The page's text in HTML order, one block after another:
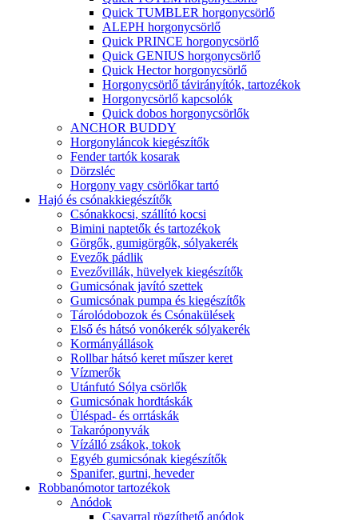
Quick TUMBLER horgonycsörlő
ALEPH horgonycsörlő
Quick PRINCE horgonycsörlő
Quick GENIUS horgonycsörlő
Quick Hector horgonycsörlő
Horgonycsörlő távirányítók, tartozékok
Horgonycsörlő kapcsolók
Quick dobos horgonycsörlők
ANCHOR BUDDY
Horgonyláncok kiegészítők
Fender tartók kosarak
Dörzsléc
Horgony vagy csörlőkar tartó
Hajó és csónakkiegészítők
Csónakkocsi, szállító kocsi
Bimini naptetők és tartozékok
Görgők, gumigörgők, sólyakerék
Evezők pádlik
Evezővillák, hüvelyek kiegészítők
Gumicsónak javító szettek
Gumicsónak pumpa és kiegészítők
Tárolódobozok és Csónakülések
Első és hátsó vonókerék sólyakerék
Kormányállások
Rollbar hátsó keret műszer keret
Vízmerők
Utánfutó Sólya csörlők
Gumicsónak hordtáskák
Üléspad- és orrtáskák
Takaróponyvák
Vízálló zsákok, tokok
Egyéb gumicsónak kiegészítők
Spanifer, gurtni, heveder
Robbanómotor tartozékok
Anódok
Csavarral rögzíthető anódok